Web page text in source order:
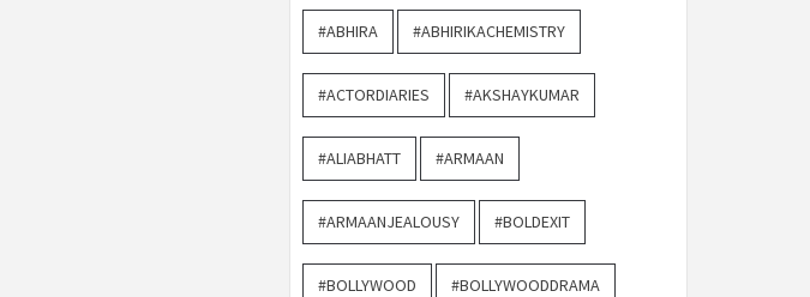
#ABHIRA #ABHIRIKACHEMISTRY
#ACTORDIARIES #AKSHAYKUMAR
#ALIABHATT #ARMAAN
#ARMAANJEALOUSY #BOLDEXIT
#BOLLYWOOD #BOLLYWOODDRAMA